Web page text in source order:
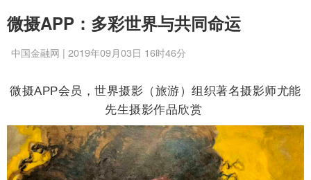
微摄APP：多彩世界与共同命运
中国金融网 | 2019年09月03日 16时46分
微摄APP会员，世界摄影（旅游）组织著名摄影师尤能
先生摄影作品欣赏